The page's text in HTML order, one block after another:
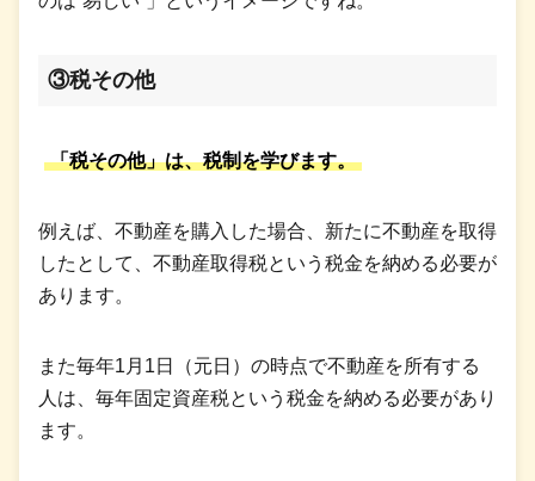
③税その他
「税その他」は、税制を学びます。
例えば、不動産を購入した場合、新たに不動産を取得
したとして、不動産取得税という税金を納める必要が
あります。
また毎年1月1日（元日）の時点で不動産を所有する
人は、毎年固定資産税という税金を納める必要があり
ます。